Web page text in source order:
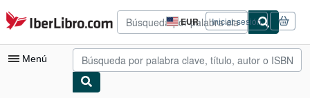
Pasar al contenido principal
IberLibro.com EUR
Preferencias
de
compra
del
Iniciar sesión
Menú